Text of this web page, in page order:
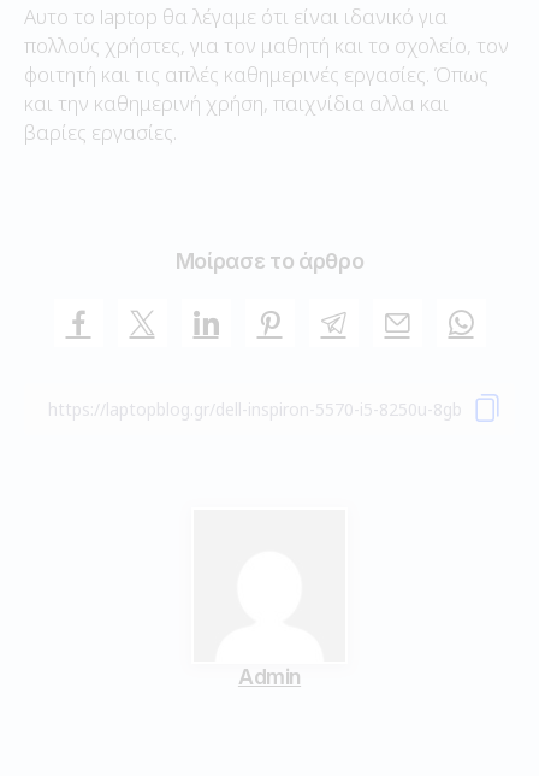
Αυτο το laptop θα λέγαμε ότι είναι ιδανικό για
πολλούς χρήστες, για τον μαθητή και το σχολείο, τον
φοιτητή και τις απλές καθημερινές εργασίες. Όπως
και την καθημερινή χρήση, παιχνίδια αλλα και
βαρίες εργασίες.
Μοίρασε το άρθρο
Admin